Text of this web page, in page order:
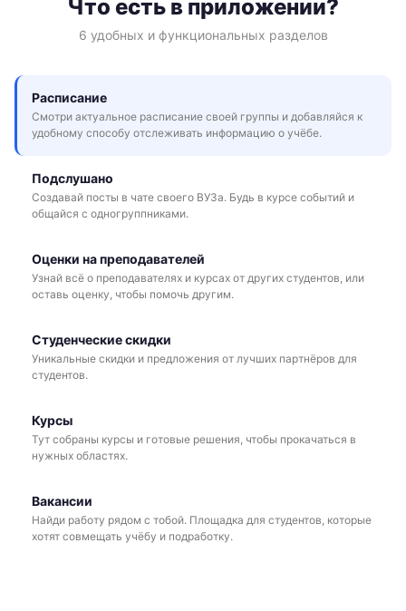
Что есть в приложении?
6 удобных и функциональных разделов
Расписание
Смотри актуальное расписание своей группы и добавляйся к
удобному способу отслеживать информацию о учёбе.
Подслушано
Создавай посты в чате своего ВУЗа. Будь в курсе событий и
общайся с одногруппниками.
Оценки на преподавателей
Узнай всё о преподавателях и курсах от других студентов, или
оставь оценку, чтобы помочь другим.
Студенческие скидки
Уникальные скидки и предложения от лучших партнёров для
студентов.
Курсы
Тут собраны курсы и готовые решения, чтобы прокачаться в
нужных областях.
Вакансии
Найди работу рядом с тобой. Площадка для студентов, которые
хотят совмещать учёбу и подработку.